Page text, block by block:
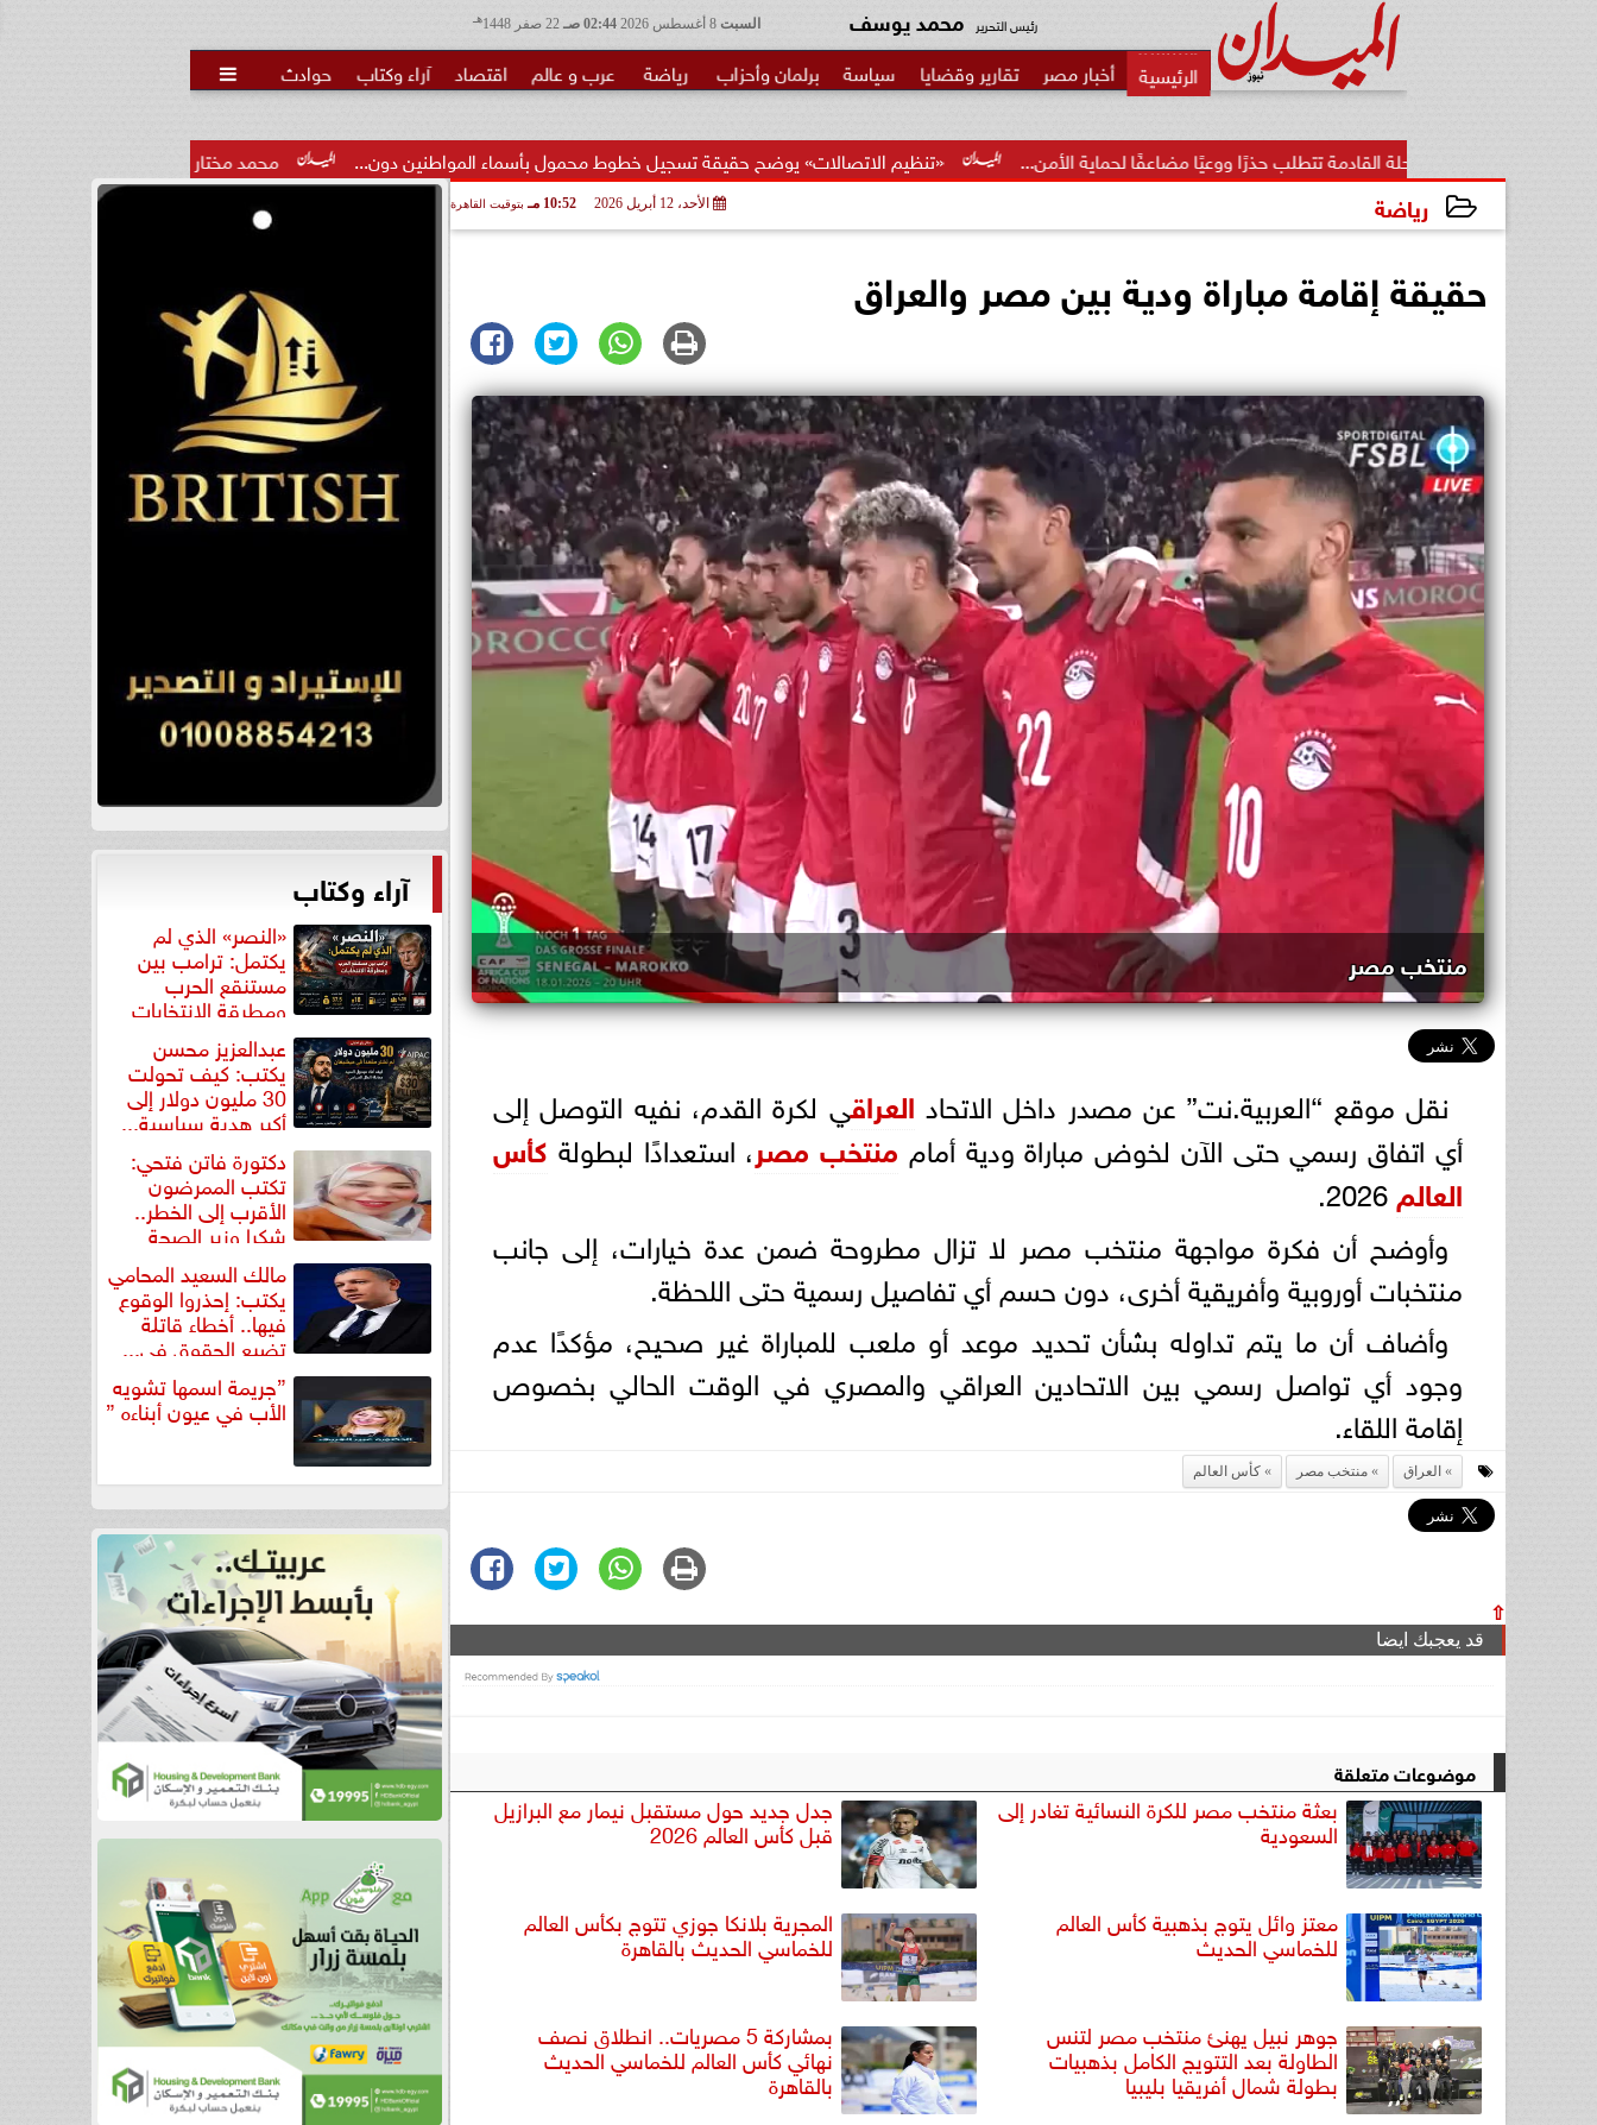
السبت 02:44 صـ هـ رئيس التحرير محمد يوسف
أخبار مصر تقارير وقضايا سياسة برلمان وأحزاب رياضة عرب و عالم اقتصاد آراء وكتاب حوادث 
محمد مختار جمعة: بدل البطالة يجب ألا يتحول لمنحة «تنظيم الاتصالات» يوضح حقيقة تسجيل خطوط محمول بأسماء المواطنين دون... القادمة تتطلب حذرًا ووعيًا مضاعفًا لحماية الأمن...
رياضة الأحد، 12 أبريل 2026 10:52 مـ بتوقيت القاهرة
حقيقة إقامة مباراة ودية بين مصر والعراق
منتخب مصر
نقل موقع “العربية.نت” عن مصدر داخل الاتحاد العراقي لكرة القدم، نفيه التوصل إلى
أي اتفاق رسمي حتى الآن لخوض مباراة ودية أمام منتخب مصر، استعدادًا لبطولة كأس
العالم
وأوضح أن فكرة مواجهة منتخب مصر لا تزال مطروحة ضمن عدة خيارات، إلى جانب
منتخبات أوروبية وأفريقية أخرى، دون حسم أي تفاصيل رسمية حتى اللحظة.
وأضاف أن ما يتم تداوله بشأن تحديد موعد أو ملعب للمباراة غير صحيح، مؤكدًا عدم
وجود أي تواصل رسمي بين الاتحادين العراقي والمصري في الوقت الحالي بخصوص
إقامة اللقاء.
العراق منتخب مصر كأس العالم
⇧
قد يعجبك ايضا
موضوعات متعلقة
بعثة منتخب مصر للكرة النسائية تغادر إلى
السعودية
جدل جديد حول مستقبل نيمار مع البرازيل
قبل كأس العالم 2026
معتز وائل يتوج بذهبية كأس العالم
للخماسي الحديث
المجرية بلانكا جوزي تتوج بكأس العالم
للخماسي الحديث بالقاهرة
جوهر نبيل يهنئ منتخب مصر لتنس
الطاولة بعد التتويج الكامل بذهبيات
بطولة شمال أفريقيا بليبيا
بمشاركة 5 مصريات.. انطلاق نصف
نهائي كأس العالم للخماسي الحديث
بالقاهرة
آراء وكتاب
«النصر» الذي لم
يكتمل: ترامب بين
مستنقع الحرب
ومطرقة الانتخابات
عبدالعزيز محسن
يكتب: كيف تحولت
30 مليون دولار إلى
أكبر هدية سياسية...
دكتورة فاتن فتحي:
تكتب الممرضون
الأقرب إلى الخطر..
شكرا وزير الصحة
لتكريم... مالك السعيد المحامي
يكتب: إحذروا الوقوع
فيها.. أخطاء قاتلة
تضيع الحقوق في...
”جريمة اسمها تشويه
الأب في عيون أبناءه ”